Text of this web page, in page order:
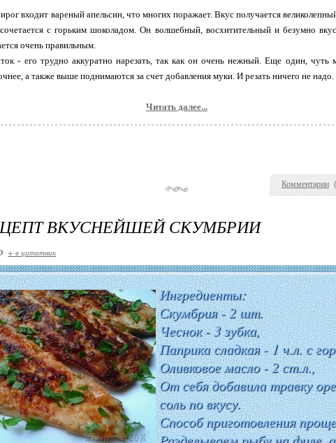
Комментарии (
входит вареный апельсин, что многих поражает. Вкус получается
с горьким шоколадом. Он волшебный, восхитительный и безумно
очень правильным.
- его трудно аккуратно нарезать, так как он очень нежный. Еще один, чуть
а также выше поднимаются за счет добавления муки. И резать ничего не надо.
Читать далее...
ВКУСНЕЙШЕЙ СКУМБРИИ
+ в цитатник
Ингредиенты:
Скумбрия - 2 шт.
Чеснок - 3 зубка,
Паприка сладкая - 1 ч.л. с
Оливковое масло - 2 ст.л.,
От себя добавила травку
соль по вкусу.
Способ приготовления